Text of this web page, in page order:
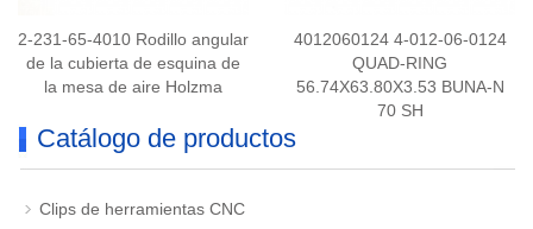
2-231-65-4010 Rodillo angular
de la cubierta de esquina de
la mesa de aire Holzma
4012060124 4-012-06-0124
QUAD-RING
56.74X63.80X3.53 BUNA-N
70 SH
Catálogo de productos
Clips de herramientas CNC